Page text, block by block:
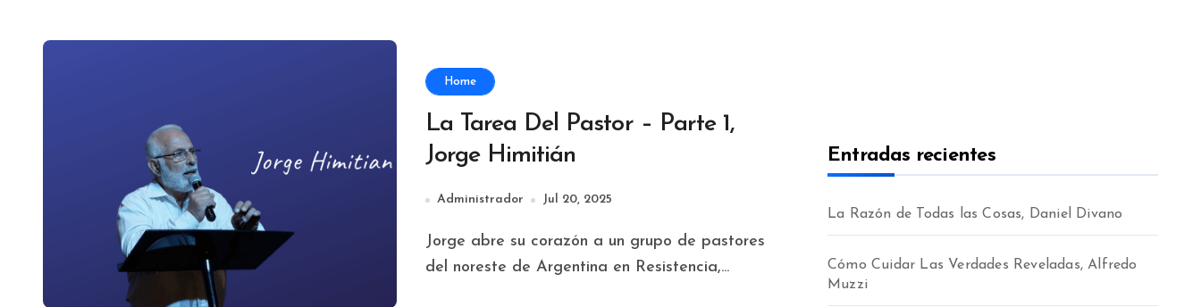
Home
La Tarea Del Pastor – Parte 1,
Jorge Himitián
Administrador Jul 20, 2025
Jorge abre su corazón a un grupo de pastores
del noreste de Argentina en Resistencia,...
Entradas recientes
La Razón de Todas las Cosas, Daniel Divano
Cómo Cuidar Las Verdades Reveladas, Alfredo
Muzzi